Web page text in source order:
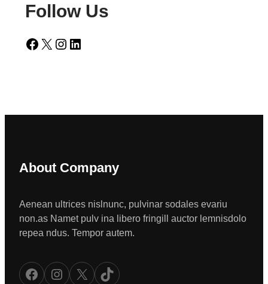
Follow Us
Facebook X Instagram LinkedIn
About Company
Aenean ultrices nislnunc, pulvinar sodales evariu
non.as Namet pulv ina libero fringill auctor lemnisdolo
repea ndus. Tempor autem.
Facebook Instagram X TikTok